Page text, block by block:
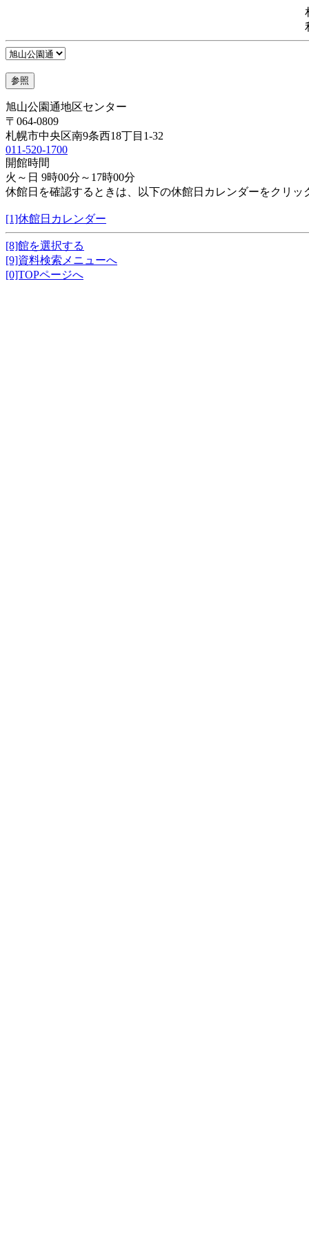
旭山公園通地区センター
〒064-0809
札幌市中央区南9条西18丁目1-32
011-520-1700
開館時間
火～日 9時00分～17時00分
休館日を確認するときは、以下の休館日カレンダーをクリッ
[1]休館日カレンダー
[8]館を選択する
[9]資料検索メニューへ
[0]TOPページへ